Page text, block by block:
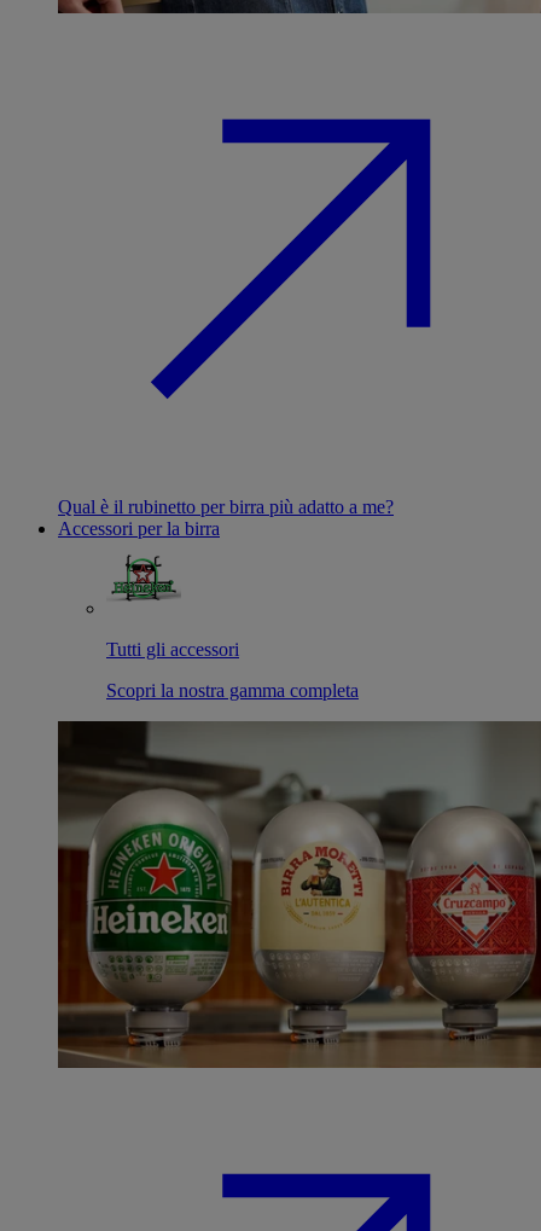
Qual è il rubinetto per birra più adatto a me?
Accessori per la birra
Tutti gli accessori
Scopri la nostra gamma completa